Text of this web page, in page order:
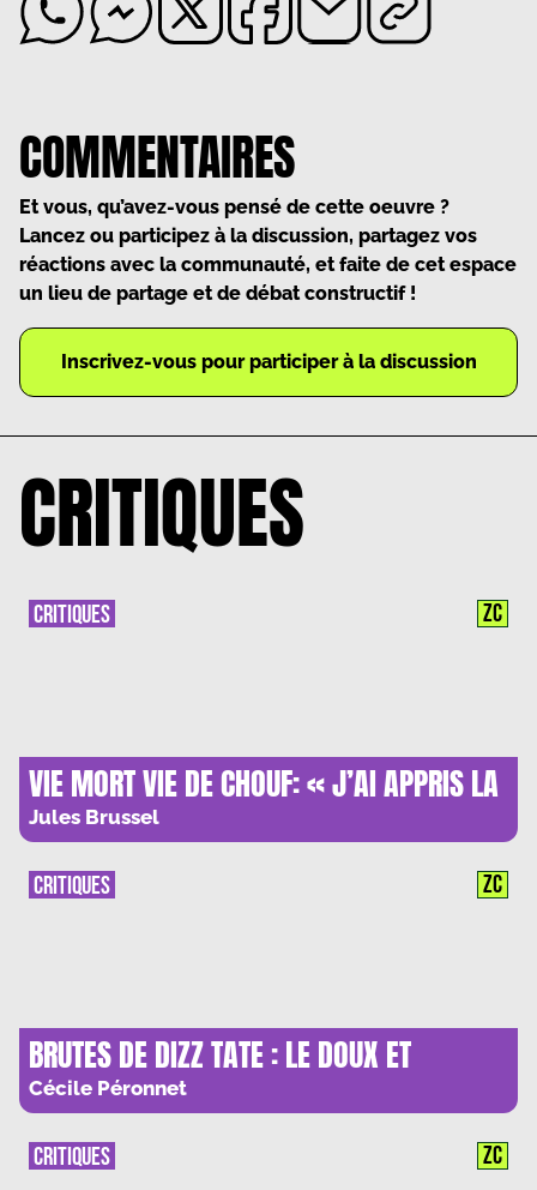
COMMENTAIRES
Et vous, qu’avez-vous pensé de cette oeuvre ?
Lancez ou participez à la discussion, partagez vos
réactions avec la communauté, et faite de cet espace
un lieu de partage et de débat constructif !
Inscrivez-vous pour participer à la discussion
CRITIQUES
VIE MORT VIE DE CHOUF: « J’AI APPRIS LA
TENDRESSE DANS LES LIEUX LES PLUS
RUDES. »
Jules Brussel
CRITIQUES ZC
BRUTES DE DIZZ TATE : LE DOUX ET
L’ABJECT
Cécile Péronnet
CRITIQUES ZC
CRITIQUES ZC